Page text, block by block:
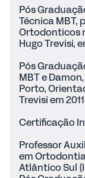
Pós
Técnica MBT,
Ortodonticos
Hugo Trevisi,
Pós
MBT e
Porto,
Trevisi em
Certificação
Professor
em
Atlântico Sul